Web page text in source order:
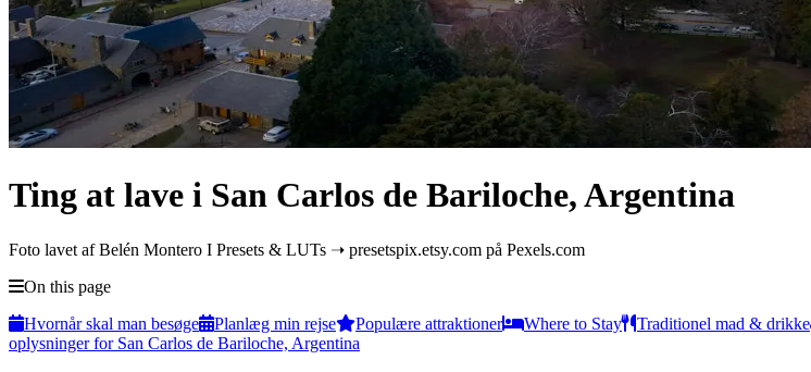
Ting at lave i San Carlos de Bariloche, Argentina
Foto lavet af Belén Montero I Presets & LUTs ➝ presetspix.etsy.com på Pexels.com
On this page
Hvornår skal man besøge
Planlæg min rejse Populære attraktioner Where to Stay Traditionel mad & drikke
oplysninger for San Carlos de Bariloche, Argentina